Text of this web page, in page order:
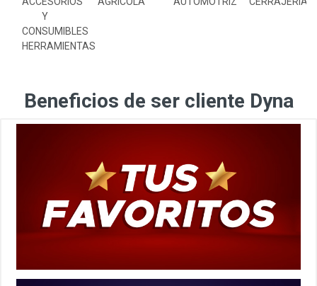
Y
CONSUMIBLES
HERRAMIENTAS
Beneficios de ser cliente Dyna